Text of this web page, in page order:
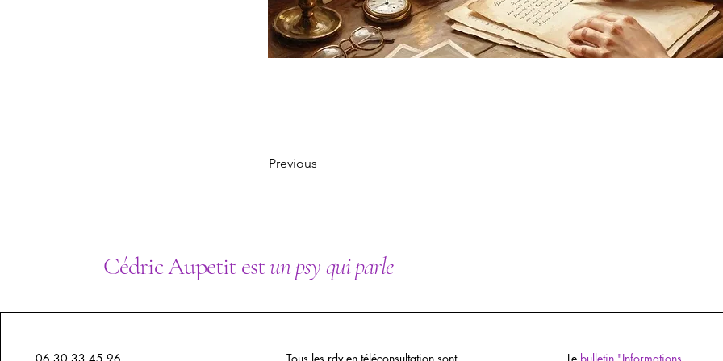
Previous
Cédric Aupetit estun psy qui parle